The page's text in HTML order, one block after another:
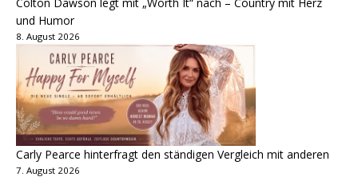
und Humor
8. August 2026
Carly Pearce hinterfragt den ständigen Vergleich mit anderen
7. August 2026